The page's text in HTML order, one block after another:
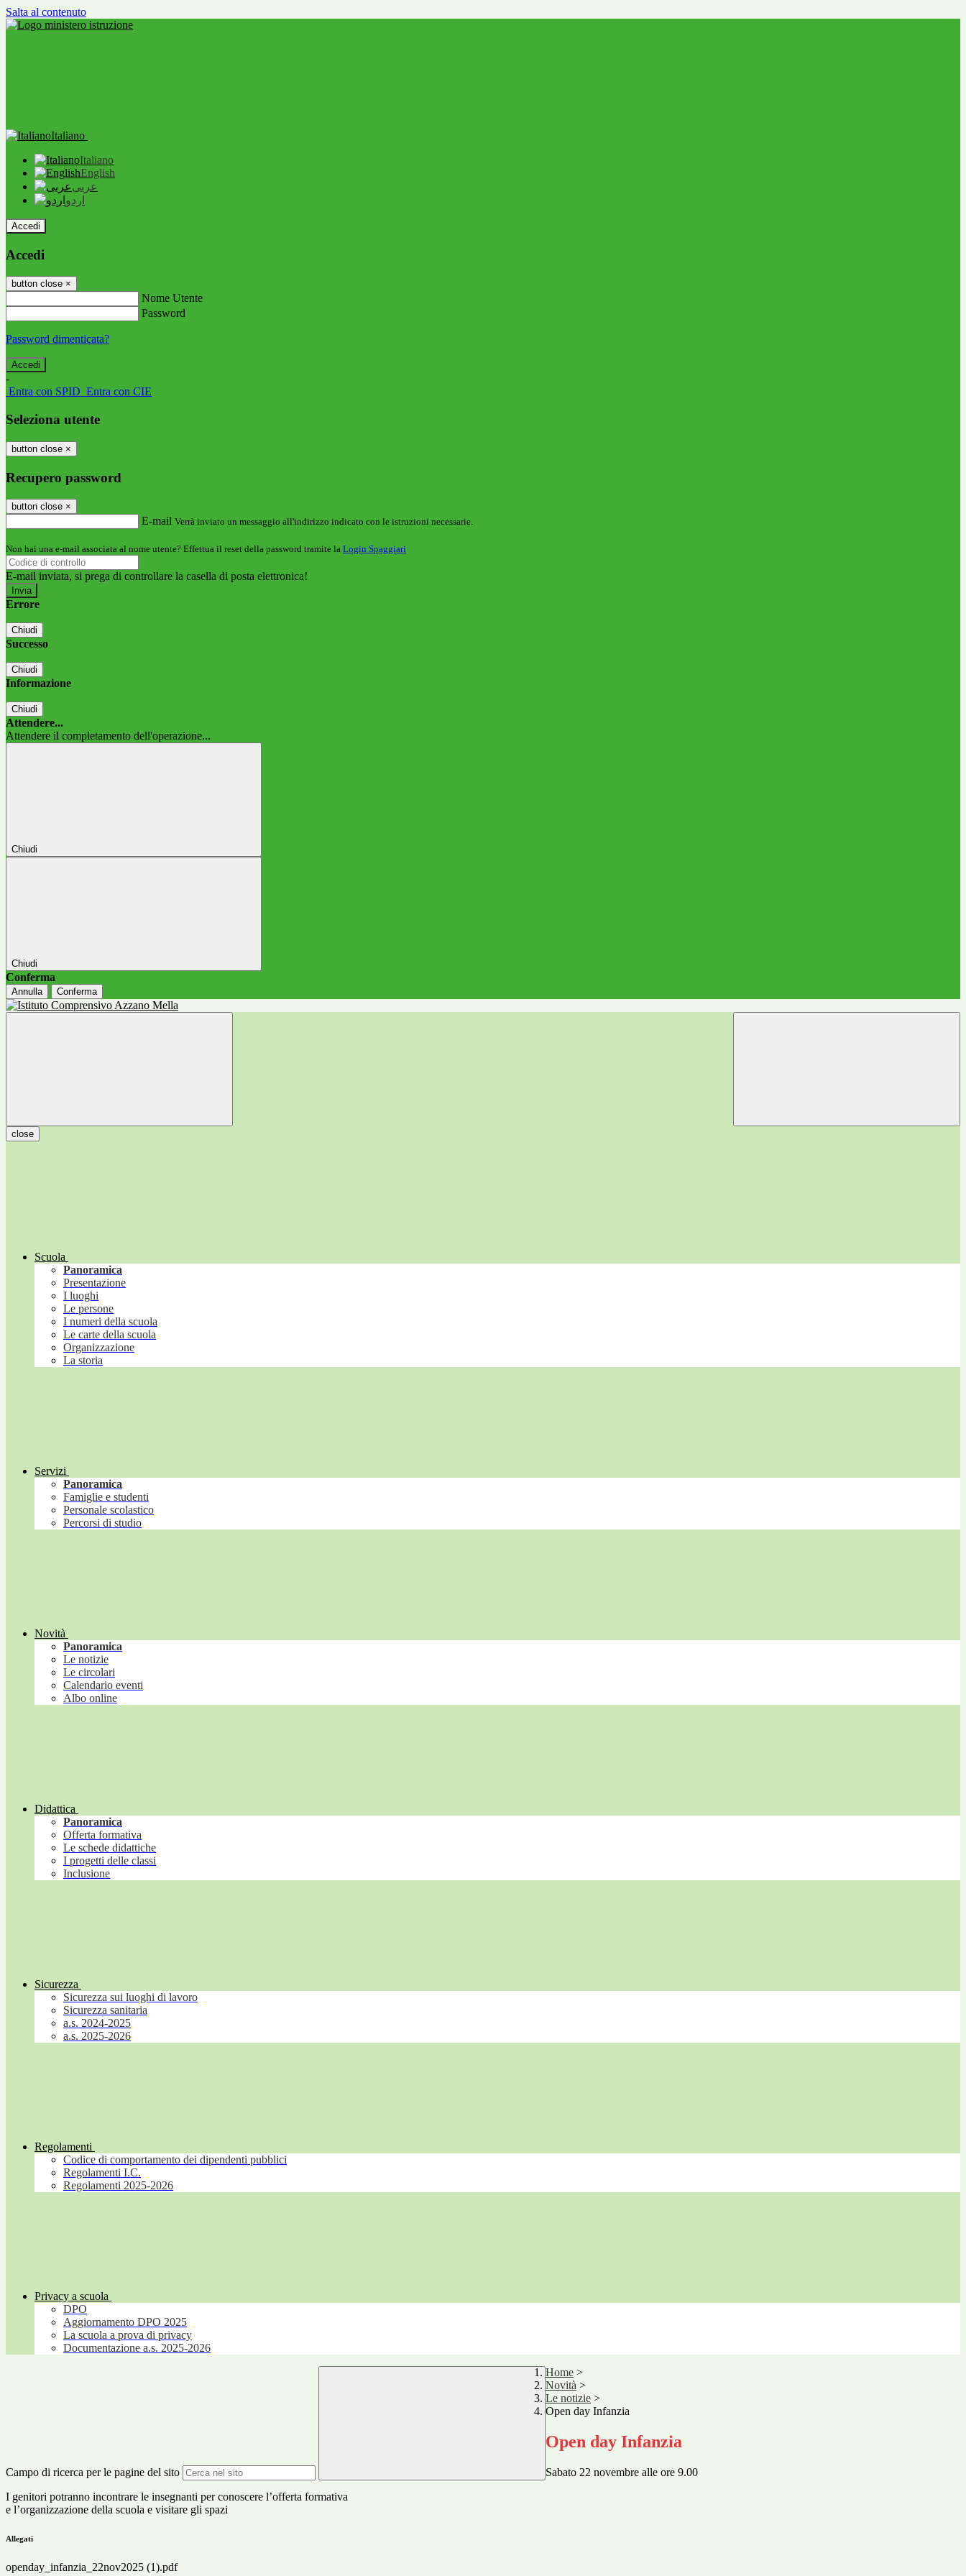
Salta al contenuto
Italiano
Italiano
English
عربى
اردو
Accedi
Accedi
button close ×
Nome Utente
Password
Password dimenticata?
-
Entra con SPID Entra con CIE
Seleziona utente
button close ×
Recupero password
button close ×
E-mail Verrà inviato un messaggio all'indirizzo indicato con le istruzioni necessarie.
Non hai una e-mail associata al nome utente? Effettua il reset della password tramite la Login Spaggiari
E-mail inviata, si prega di controllare la casella di posta elettronica!
Errore
Chiudi
Successo
Chiudi
Informazione
Chiudi
Attendere...
Attendere il completamento dell'operazione...
Chiudi
Chiudi
Conferma
Annulla Conferma
close
Scuola
Panoramica
Presentazione
I luoghi
Le persone
I numeri della scuola
Le carte della scuola
Organizzazione
La storia
Servizi
Panoramica
Famiglie e studenti
Personale scolastico
Percorsi di studio
Novità
Panoramica
Le notizie
Le circolari
Calendario eventi
Albo online
Didattica
Panoramica
Offerta formativa
Le schede didattiche
I progetti delle classi
Inclusione
Sicurezza
Sicurezza sui luoghi di lavoro
Sicurezza sanitaria
a.s. 2024-2025
a.s. 2025-2026
Regolamenti
Codice di comportamento dei dipendenti pubblici
Regolamenti I.C.
Regolamenti 2025-2026
Privacy a scuola
DPO
Aggiornamento DPO 2025
La scuola a prova di privacy
Documentazione a.s. 2025-2026
Campo di ricerca per le pagine del sito
Home >
Novità >
Le notizie >
Open day Infanzia
Open day Infanzia
Sabato 22 novembre alle ore 9.00
I genitori potranno incontrare le insegnanti per conoscere l’offerta formativa
e l’organizzazione della scuola e visitare gli spazi
Allegati
openday_infanzia_22nov2025 (1).pdf